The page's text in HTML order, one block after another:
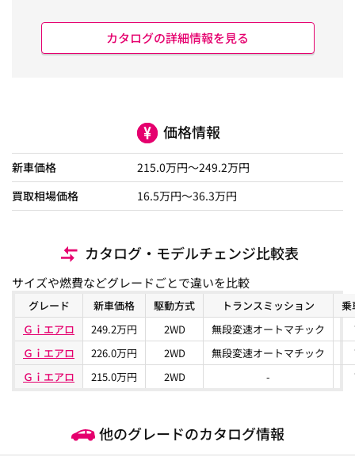
カタログの詳細情報を見る
価格情報
新車価格 215.0万円～249.2万円
買取相場価格
16.5万円〜36.3万円
カタログ・モデルチェンジ比較表
サイズや燃費などグレードごとで違いを比較
グレード 新車価格 駆動方式 トランスミッション
乗
Ｇｉエアロ
249.2万円 2WD 無段変速オートマチック
Ｇｉエアロ
226.0万円 2WD 無段変速オートマチック
Ｇｉエアロ
215.0万円 2WD -
他のグレードのカタログ情報